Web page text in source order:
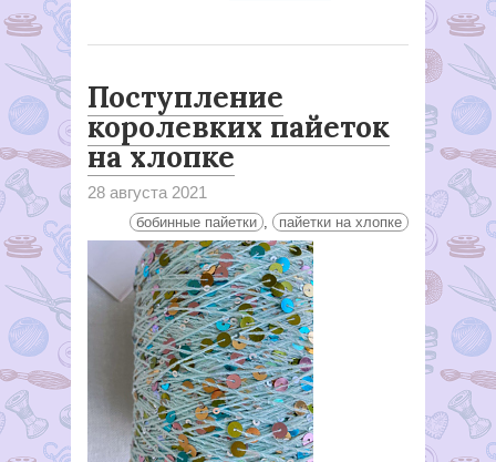
Поступление
королевких пайеток
на хлопке
28 августа 2021
бобинные пайетки пайетки на хлопке